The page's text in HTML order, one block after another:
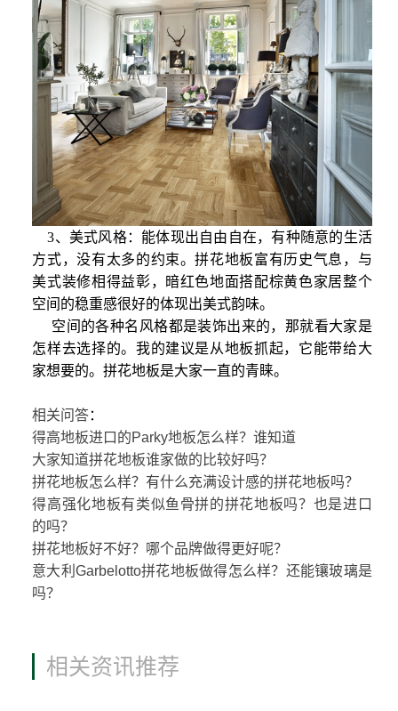
3、美式风格：能体现出自由自在，有种随意的生活
方式，没有太多的约束。拼花地板富有历史气息，与
美式装修相得益彰，暗红色地面搭配棕黄色家居整个
空间的稳重感很好的体现出美式韵味。
空间的各种名风格都是装饰出来的，那就看大家是
怎样去选择的。我的建议是从地板抓起，它能带给大
家想要的。拼花地板是大家一直的青睐。
相关问答：
得高地板进口的Parky地板怎么样？谁知道
大家知道拼花地板谁家做的比较好吗？
拼花地板怎么样？有什么充满设计感的拼花地板吗？
得高强化地板有类似鱼骨拼的拼花地板吗？也是进口
的吗？
拼花地板好不好？哪个品牌做得更好呢？
意大利Garbelotto拼花地板做得怎么样？还能镶玻璃是
吗？
相关资讯推荐